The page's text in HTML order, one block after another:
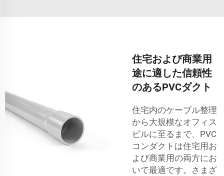
住宅および商業用
途に適した信頼性
のあるPVCダクト
住宅内のケーブル整理
から大規模なオフィス
ビルに至るまで、PVC
コンダクトは住宅用お
よび商業用の両方にお
いて最適です。さまざ